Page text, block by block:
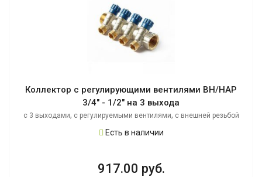
Коллектор с регулирующими вентилями ВН/НАР
3/4" - 1/2" на 3 выхода
с 3 выходами, с регулируемыми вентилями, с внешней резьбой
Есть в наличии
917.00 руб.